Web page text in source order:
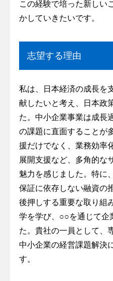
この経験で培った新しい
かしていきたいです。
志望する理由
私は、日本経済の成長を
献したいと考え、日本政
た。中小企業事業は成長
の課題に直面することが
援だけでなく、業務効率
展開支援など、多角的な
魅力を感じました。特に
保証に依存しない融資の
後押しする重要な取り組
学を学び、○○を通じて企
た。貴社の一員として、
中小企業の経営課題解決
す。